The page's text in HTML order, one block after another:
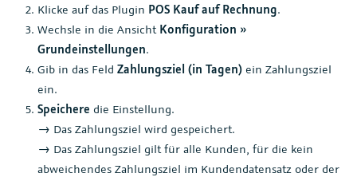
Klicke auf das Plugin POS Kauf auf Rechnung.
Wechsle in die Ansicht Konfiguration »
Grundeinstellungen.
Gib in das Feld Zahlungsziel (in Tagen) ein Zahlungsziel
ein.
Speichere die Einstellung.
→ Das Zahlungsziel wird gespeichert.
→ Das Zahlungsziel gilt für alle Kunden, für die kein
abweichendes Zahlungsziel im Kundendatensatz oder der